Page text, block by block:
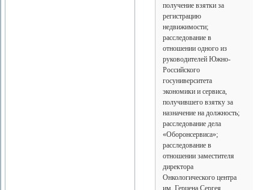
получение взятки за
регистрацию
недвижимости;
расследование в
отношении одного из
руководителей Южно-
Российского
госуниверситета
экономики и сервиса,
получившего взятку за
назначение на должность;
расследование дела
«Оборонсервиса»;
расследование в
отношении заместителя
директора
Онкологического центра
им. Герцена Сергея